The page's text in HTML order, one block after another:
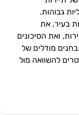
גבוהות.
בעיר, את
ואת הסיכונים
מודלים של
להשוואה מול